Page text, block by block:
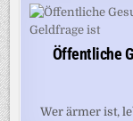
Öffentliche
Wer ärmer ist,